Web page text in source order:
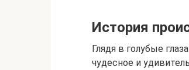
История
Глядя в голубые
чудесное и